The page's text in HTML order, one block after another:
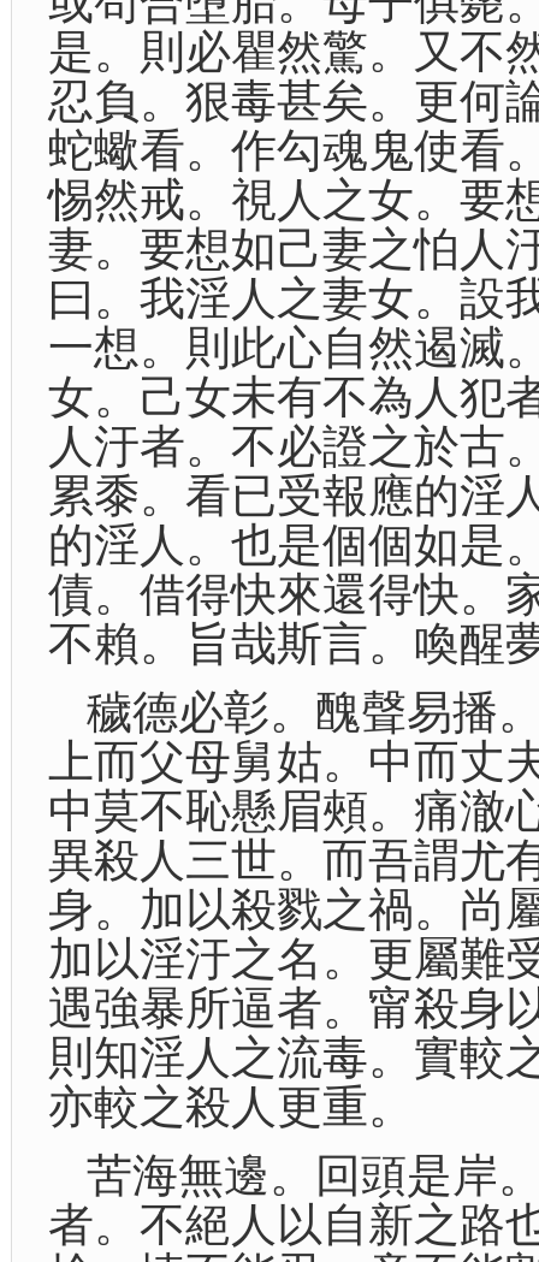
是。則必瞿然驚。又不
忍負。狠毒甚矣。更何
蛇蠍看。作勾魂鬼使看
惕然戒。視人之女。要
妻。要想如己妻之怕人
曰。我淫人之妻女。設
一想。則此心自然遏滅
女。己女未有不為人犯
人汙者。不必證之於古
累黍。看已受報應的淫
的淫人。也是個個如是
債。借得快來還得快。
不賴。旨哉斯言。喚醒
穢德必彰。醜聲易播
上而父母舅姑。中而
中莫不恥懸眉頰。痛澈
異殺人三世。而吾謂尤
身。加以殺戮之禍。尚
加以淫汙之名。更屬難
遇強暴所逼者。甯殺身
則知淫人之流毒。實較
亦較之殺人更重。
苦海無邊。回頭是岸
者。不絕人以自新之路